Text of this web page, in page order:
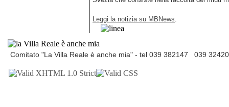
Leggi la notizia su MBNews.
Comitato "La Villa Reale è anche mia" - tel 039 382147 039